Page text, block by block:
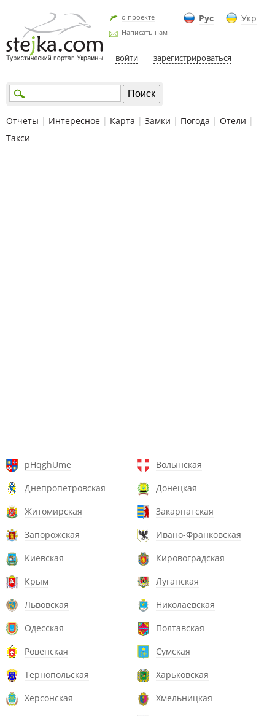
Рус Укр
о проекте
Написать нам
войти зарегистрироваться
Отчеты | Интересное | Карта | Замки | Погода | Отели |
Такси
pHqghUme
Волынская
Днепропетровская
Донецкая
Житомирская
Закарпатская
Запорожская
Ивано-Франковская
Киевская
Кировоградская
Крым
Луганская
Львовская
Николаевская
Одесская
Полтавская
Ровенская
Сумская
Тернопольская
Харьковская
Херсонская
Хмельницкая